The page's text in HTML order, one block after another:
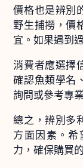
價格也是辨別
野生捕撈，價
宜。如果遇到
消費者應選擇
確認魚類學名
詢問或參考專
總之，辨別多
方面因素。希
力，確保購買